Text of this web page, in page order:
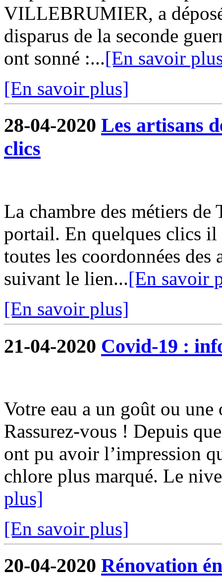
VILLEBRUMIER, a
disparus de la seconde
ont sonné :...[En savoir
[En savoir plus]
28-04-2020 Les artisans
clics
La chambre des métiers de
portail. En quelques clics il
toutes les coordonnées des
suivant le lien...[En savoir
[En savoir plus]
21-04-2020 Covid-19 :
Votre eau a un goût ou
Rassurez-vous ! Depuis
ont pu avoir l’impression
chlore plus marqué. Le
plus]
[En savoir plus]
20-04-2020 Rénovation